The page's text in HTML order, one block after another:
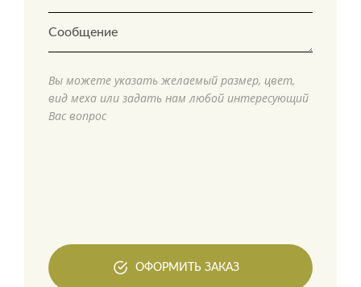
Вы можете указать желаемый размер, цвет,
вид меха или задать нам любой интересующий
Вас вопрос
ОФОРМИТЬ ЗАКАЗ